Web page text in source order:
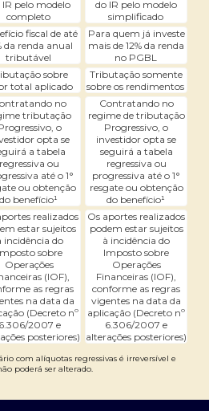
IR pelo modelo
completo
do IR pelo modelo
simplificado
fiscal de até
da renda anual
tributável
Para quem já investe
mais de 12% da renda
no PGBL
sobre
total aplicado
Tributação somente
sobre os rendimentos
no
tributação
o
opta se
a tabela
regressiva ou
até o 1°
ou obtenção
do benefício¹
Contratando no
regime de tributação
Progressivo, o
investidor opta se
seguirá a tabela
regressiva ou
progressiva até o 1°
resgate ou obtenção
do benefício¹
realizados
estar sujeitos
incidência do
sobre
Operações
(IOF),
as regras
na data da
(Decreto nº
6.306/2007 e
posteriores)
Os aportes realizados
podem estar sujeitos
à incidência do
Imposto sobre
Operações
Financeiras (IOF),
conforme as regras
vigentes na data da
aplicação (Decreto nº
6.306/2007 e
alterações posteriores)
com alíquotas regressivas é irreversível e
poderá ser alterado.